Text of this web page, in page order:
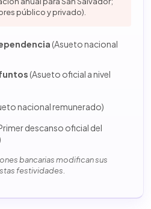
público y privado).
(Asueto nacional
(Asueto oficial a nivel
nacional remunerado)
descanso oficial del
bancarias modifican sus
festividades.